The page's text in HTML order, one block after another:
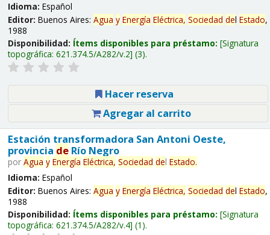
Idioma: Español
Editor: Buenos Aires: Agua y Energía Eléctrica, Sociedad del Estado,
1988
Disponibilidad: Ítems disponibles para préstamo: Signatura
topográfica: 621.374.5/A282/v.2 (3).
Hacer reserva
Agregar al carrito
Estación transformadora San Antoni Oeste,
provincia deRío Negro
por Agua y Energía Eléctrica, Sociedad del Estado.
Idioma: Español
Editor: Buenos Aires: Agua y Energía Eléctrica, Sociedad del Estado,
1988
Disponibilidad: Ítems disponibles para préstamo: Signatura
topográfica: 621.374.5/A282/v.4 (1).